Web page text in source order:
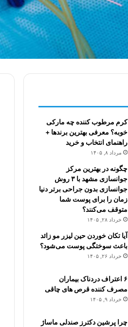
کرم مرطوب کننده چه مارکی
خوبه؟ معرفی بهترین برندها +
راهنمای انتخاب و خرید
مرداد ۸, ۱۴۰۵
چگونه در بهترین مرکز
جوانسازی مشهد با ۳ روش
جوانسازی بدون جراحی برتر دنیا
زمان را برای پوست شما
متوقف می‌کنند؟
خرداد ۲۸, ۱۴۰۵
آیا تکان خوردن حین لیزر مو زائد
باعث سوختگی پوست می‌شود؟
خرداد ۲۶, ۱۴۰۵
۶ اعتراف دردناک بیماران
مصرف کننده قرص های چاقی
خرداد ۹, ۱۴۰۵
چرا پرشین دکترز صندلی ماساژ